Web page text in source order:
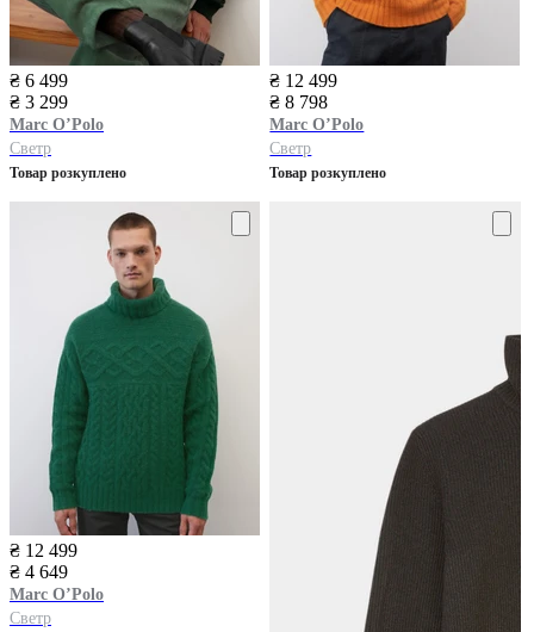
₴ 6 499
₴ 3 299
Marc O’Polo
Светр
Товар розкуплено
₴ 12 499
₴ 8 798
Marc O’Polo
Светр
Товар розкуплено
₴ 12 499
₴ 4 649
Marc O’Polo
Светр